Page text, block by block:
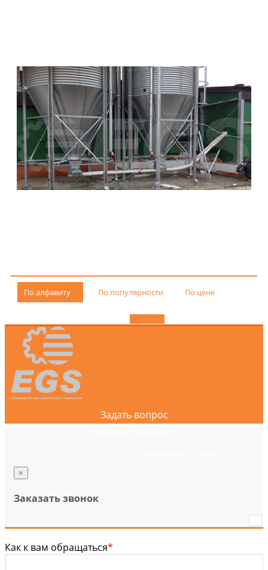
По алфавиту По популярности По цене
Задать вопрос
×
Заказать звонок
Как к вам обращаться*